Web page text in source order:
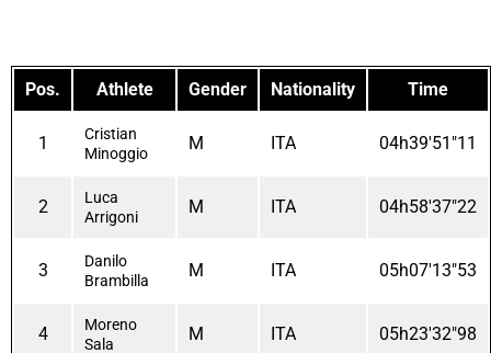
Pos. Athlete Gender Nationality Time
1
Cristian
Minoggio
M ITA 04h39'51"11
2
Luca
Arrigoni
M ITA 04h58'37"22
3
Danilo
Brambilla
M ITA 05h07'13"53
4
Moreno
Sala
M ITA 05h23'32"98